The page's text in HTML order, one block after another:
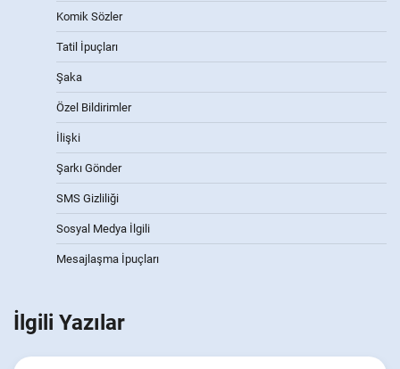
Komik Sözler
Tatil İpuçları
Şaka
Özel Bildirimler
İlişki
Şarkı Gönder
SMS Gizliliği
Sosyal Medya İlgili
Mesajlaşma İpuçları
İlgili Yazılar